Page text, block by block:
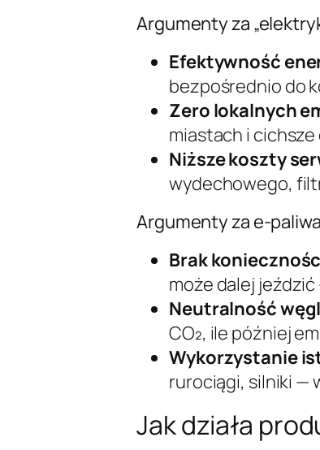
Argumenty za
Efektywność
bezpośrednio do
Zero lokalnych
miastach i cichsze
Niższe koszty
wydechowego,
Argumenty za e-
Brak
może dalej
Neutralność
CO₂, ile później
Wykorzystanie
rurociągi, silniki —
Jak działa